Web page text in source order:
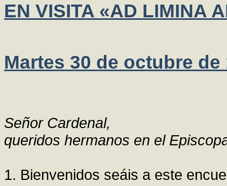
EN VISITA «AD LIMINA
Martes 30 de octubre de
Señor Cardenal,
queridos hermanos en el
1. Bienvenidos seáis a este